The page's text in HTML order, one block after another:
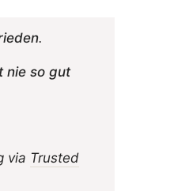
.
nie so gut
via Trusted